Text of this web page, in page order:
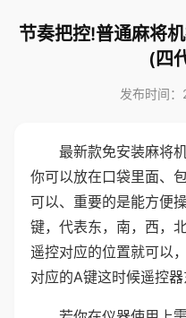
节奏把控!普通麻将
(四
发布时间
最新款免安装麻将
你可以放在口袋里面、
可以、重要的是能方便
键，代表东，南，西，
遥控对应的位置就可以
对应的A键这时候遥控器